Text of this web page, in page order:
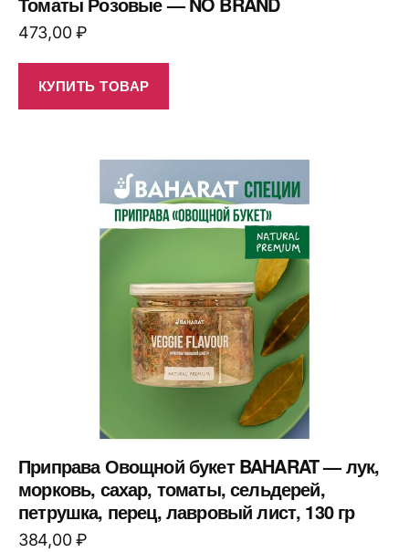
473,00₽
КУПИТЬ ТОВАР
Приправа Овощной букет BAHARAT — лук,
морковь, сахар, томаты, сельдерей,
петрушка, перец, лавровый лист, 130 гр
384,00₽